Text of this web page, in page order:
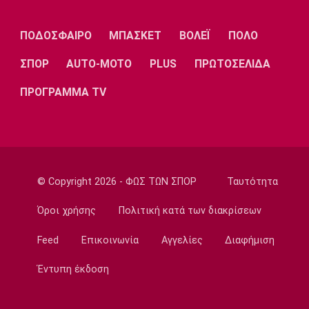
Ρήγα: «Τα κορίτσια δείχνουν έτοιμα να
πετύχουν κάτι όμορφο»
Ποδόσφαιρο - Ελλάδα
προσθήκη κάθε ομάδας
ΠΑΟΚ: Χειρουργήθηκε ο Μεϊτέ
ΠΟΔΟΣΦΑΙΡΟ ΜΠΑΣΚΕΤ ΒΟΛΕΪ ΠΟΛΟ
ΣΠΟΡ AUTO-MOTO PLUS ΠΡΩΤΟΣΕΛΙΔΑ
ΠΡΟΓΡΑΜΜΑ TV
© Copyright 2026 - ΦΩΣ ΤΩΝ ΣΠΟΡ Ταυτότητα
Όροι χρήσης Πολιτική κατά των διακρίσεων
Feed Επικοινωνία Αγγελίες Διαφήμιση
Έντυπη έκδοση